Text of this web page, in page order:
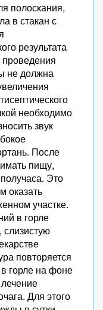
полоскания,
в стакан с
результата
проведения
не должна
необходимо
звук
После
пищу,
Это
оказать
участке.
в горле
повторяется
горле на фоне
Для этого